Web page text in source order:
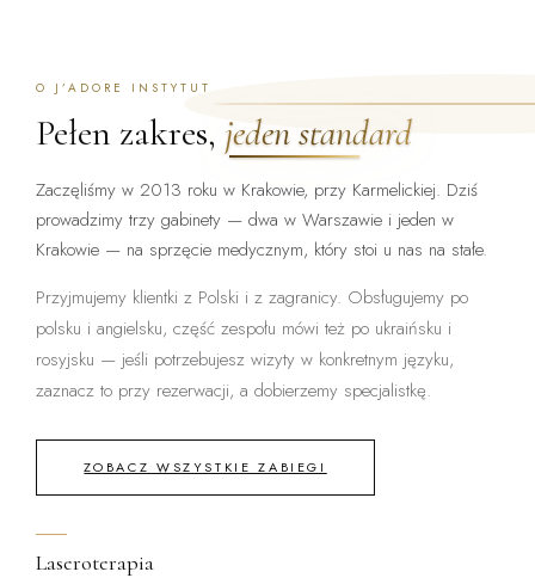
O J’ADORE INSTYTUT
Pełen zakres, jeden standard
Zaczęliśmy w 2013 roku w Krakowie, przy Karmelickiej. Dziś
prowadzimy trzy gabinety — dwa w Warszawie i jeden w
Krakowie — na sprzęcie medycznym, który stoi u nas na stałe.
Przyjmujemy klientki z Polski i z zagranicy. Obsługujemy po
polsku i angielsku, część zespołu mówi też po ukraińsku i
rosyjsku — jeśli potrzebujesz wizyty w konkretnym języku,
zaznacz to przy rezerwacji, a dobierzemy specjalistkę.
ZOBACZ WSZYSTKIE ZABIEGI
Laseroterapia